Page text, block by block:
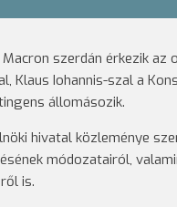
Macron szerdán érkezik
Klaus Iohannis-szal a
állomásozik.
hivatal közleménye
módozatairól,
is.